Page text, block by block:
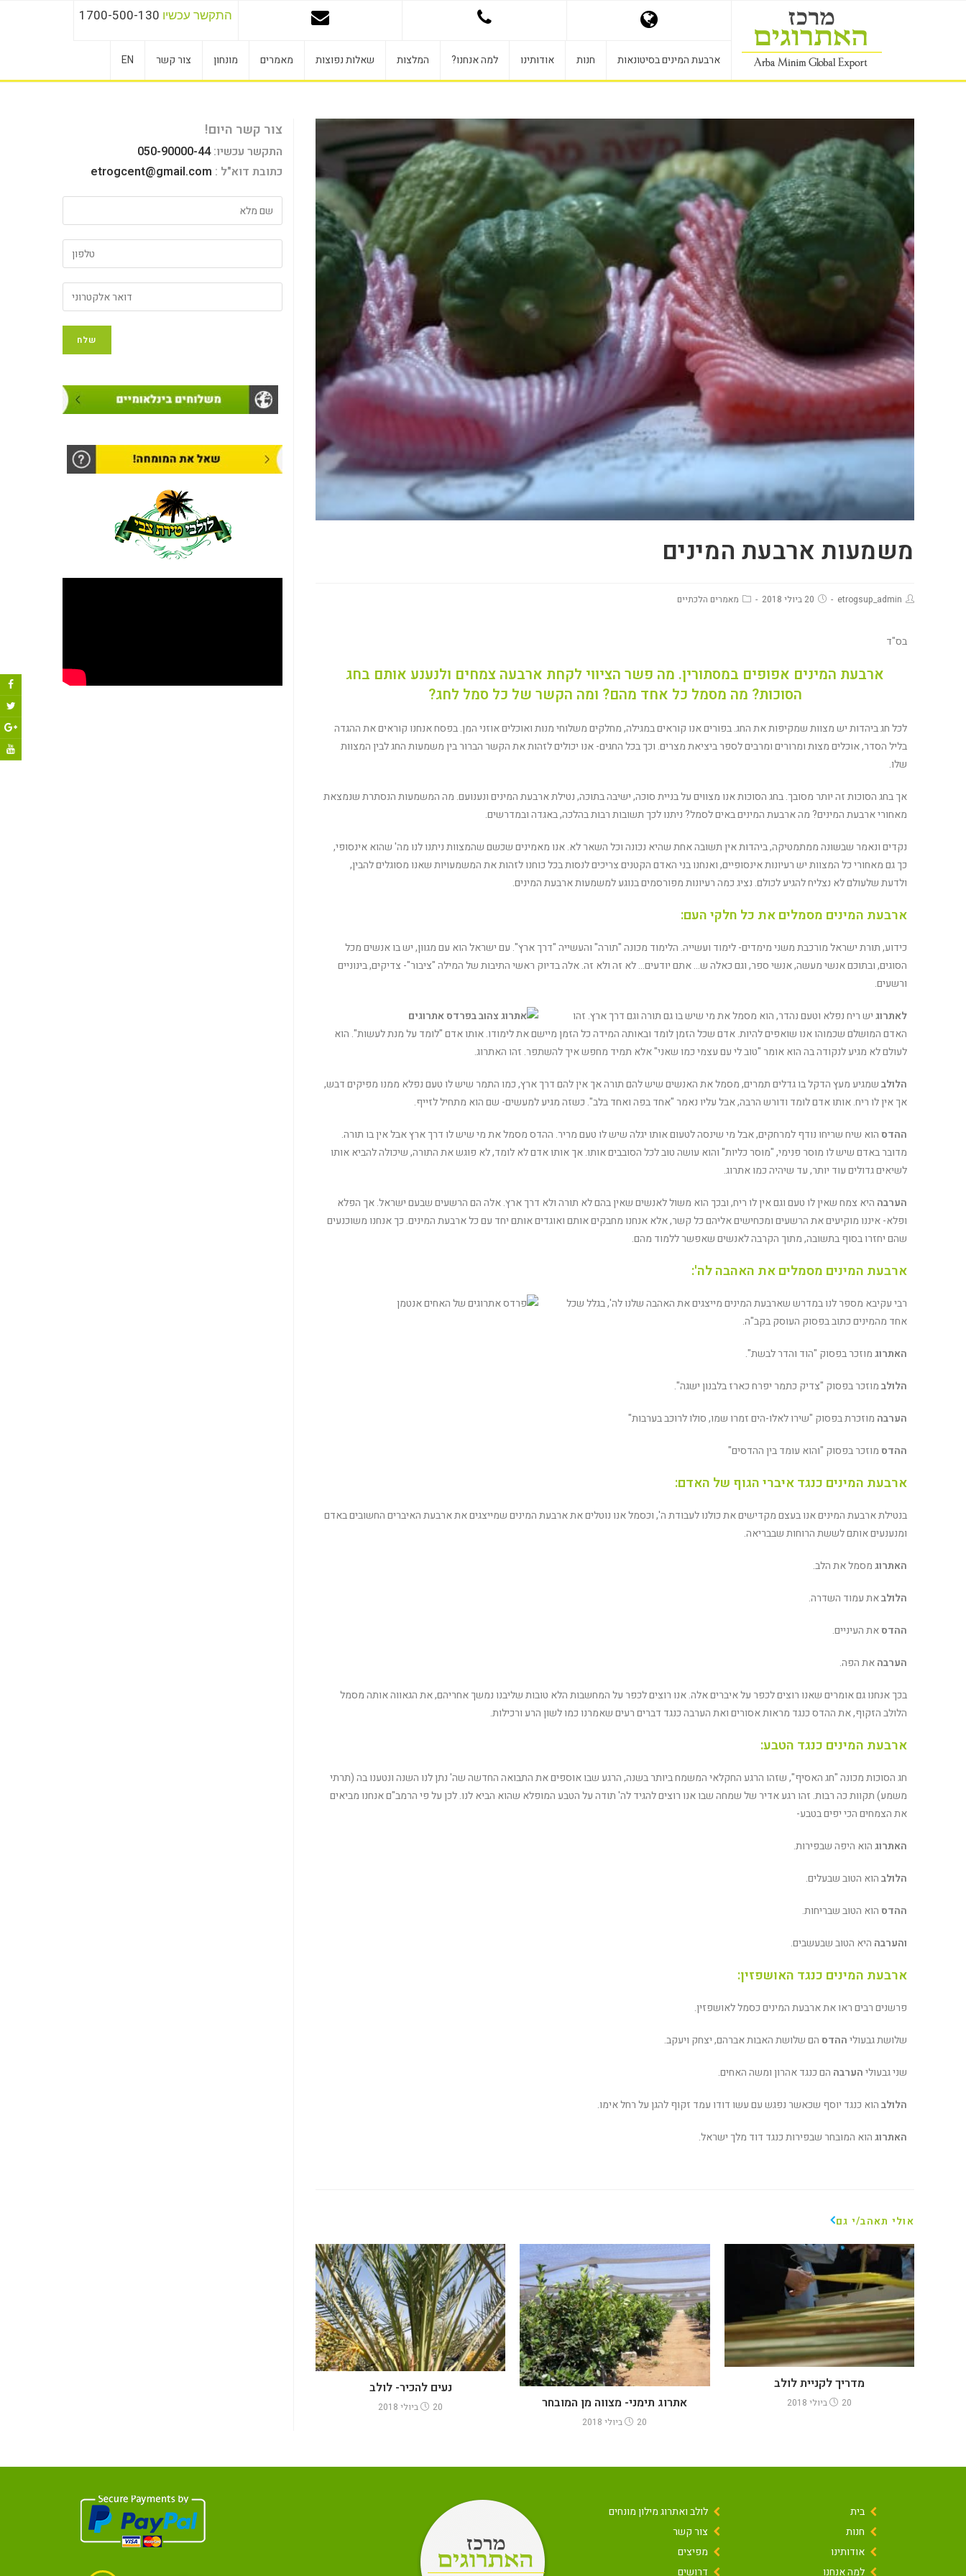
התקשר עכשיו 1700-500-130
ארבעת המינים בסיטונאות חנות אודותינו למה אנחנו? המלצות שאלות נפוצות מאמרים מונחון צור קשר EN
משמעות ארבעת המינים
etrogsup_admin 20 ביולי 2018 מאמרים הלכתיים
בס"ד
ארבעת המינים אפופים במסתורין. מה פשר הציווי לקחת ארבעה צמחים ולנענע אותם בחג
הסוכות? מה מסמל כל אחד מהם? ומה הקשר של כל סמל לחג?
לכל חג ביהדות יש מצוות שמקיפות את החג. בפורים אנו קוראים במגילה, מחלקים משלוחי מנות ואוכלים אוזני המן. בפסח אנחנו קוראים את ההגדה
בליל הסדר, אוכלים מצות ומרורים ומרבים לספר ביציאת מצרים. וכך בכל החגים- אנו יכולים לזהות את הקשר הברור בין משמעות החג לבין המצוות
שלו.
אך בחג הסוכות זה יותר מסובך. בחג הסוכות אנו מצווים על בניית סוכה, ישיבה בתוכה, נטילת ארבעת המינים ונענועם. מה המשמעות הנסתרת שנמצאת
מאחורי ארבעת המינים? מה ארבעת המינים באים לסמל? ניתנו לכך תשובות רבות בהלכה, באגדה ובמדרשים.
נקדים ונאמר שבשונה ממתמטיקה, ביהדות אין תשובה אחת שהיא נכונה וכל השאר לא. אנו מאמינים שכשם שהמצוות ניתנו לנו מה' שהוא אינסופי,
כך גם מאחורי כל המצוות יש רעיונות אינסופיים, ואנחנו בני האדם הקטנים צריכים לנסות בכל כוחנו לזהות את המשמעויות שאנו מסוגלים להבין,
ולדעת שלעולם לא נצליח להגיע לכולם. נציג כמה רעיונות מפורסמים בנוגע למשמעות ארבעת המינים.
ארבעת המינים מסמלים את כל חלקי העם:
כידוע, תורת ישראל מורכבת משני מימדים- לימוד ועשייה. הלימוד מכונה "תורה" והעשייה "דרך ארץ". עם ישראל הוא עם מגוון, יש בו אנשים מכל
הסוגים, ובתוכם אנשי מעשה, אנשי ספר, וגם כאלה ש… אתם יודעים… לא זה ולא זה. אלה בדיוק ראשי התיבות של המילה "ציבור"- צדיקים, בינוניים
ורשעים.
לאתרוגיש ריח נפלא וטעם נהדר, הוא מסמל את מי שיש בו גם תורה וגם דרך ארץ. זהו
האדם המושלם שכמוהו אנו שואפים להיות. אדם שכל הזמן לומד ובאותה המידה כל הזמן מיישם את לימודו. אותו אדם "לומד על מנת לעשות". הוא
לעולם לא מגיע לנקודה בה הוא אומר "טוב לי עם עצמי כמו שאני" אלא תמיד מחפש איך להשתפר. זהו האתרוג.
הלולבשמגיע מעץ הדקל בו גדלים תמרים, מסמל את האנשים שיש להם תורה אך אין להם דרך ארץ, כמו התמר שיש לו טעם נפלא ממנו מפיקים דבש,
אך אין לו ריח. אותו אדם לומד ודורש הרבה, אבל עליו נאמר "אחד בפה ואחד בלב". כשזה מגיע למעשים- שם הוא מתחיל לזייף.
ההדסהוא שיח שריחו נודף למרחקים, אבל מי שינסה לטעום אותו יגלה שיש לו טעם מריר. ההדס מסמל את מי שיש לו דרך ארץ אבל אין בו תורה.
מדובר באדם שיש לו מוסר פנימי, "מוסר כליות" והוא עושה טוב לכל הסובבים אותו. אך אותו אדם לא לומד, לא פוגש את התורה, שיכולה להביא אותו
לשיאים גדולים עוד יותר, עד שיהיה כמו אתרוג.
הערבה היא צמח שאין לו טעם וגם אין לו ריח, ובכך הוא משול לאנשים שאין בהם לא תורה ולא דרך ארץ. אלה הם הרשעים שבעם ישראל. אך הפלא
ופלא- איננו מוקיעים את הרשעים ומכחישים אליהם כל קשר, אלא אנחנו מחבקים אותם ואוגדים אותם יחד עם כל ארבעת המינים. כך אנחנו משוכנעים
שהם יחזרו בסוף בתשובה, מתוך הקרבה לאנשים שאפשר ללמוד מהם.
ארבעת המינים מסמלים את האהבה לה':
רבי עקיבא מספר לנו במדרש שארבעת המינים מייצגים את האהבה שלנו לה', בגלל שכל
אחד מהמינים כתוב בפסוק העוסק בקב"ה.
האתרוגמוזכר בפסוק "הוד והדר לבשת".
הלולבמוזכר בפסוק "צדיק כתמר יפרח כארז בלבנון ישגה".
הערבה מוזכרת בפסוק "שירו לאלו-הים זמרו שמו, סולו לרוכב בערבות"
ההדסמוזכר בפסוק "והוא עומד בין ההדסים"
ארבעת המינים כנגד איברי הגוף של האדם:
בנטילת ארבעת המינים אנו בעצם מקדישים את כולנו לעבודת ה', וכסמל אנו נוטלים את ארבעת המינים שמייצגים את ארבעת האיברים החשובים באדם
ומנענעים אותם לששת הרוחות שבבריאה.
האתרוגמסמל את הלב.
הלולבאת עמוד השדרה.
ההדסאת העיניים.
הערבהאת הפה.
בכך אנחנו גם אומרים שאנו רוצים לכפר על איברים אלה. אנו רוצים לכפר על המחשבות הלא טובות שליבנו נמשך אחריהם, את הגאווה אותה מסמל
הלולב הזקוף, את ההדס כנגד מראות אסורים ואת הערבה כנגד דברים רעים שאמרנו כמו לשון הרע ורכילות.
ארבעת המינים כנגד הטבע:
חג הסוכות מכונה "חג האסיף", שזהו הרגע החקלאי המשמח ביותר בשנה, הרגע שבו אוספים את התבואה החדשה שה' נתן לנו השנה ונטענו בה (תרתי
משמע) תקוות כה רבות. זהו רגע אדיר של שמחה שבו אנו רוצים להגיד לה' תודה על הטבע המופלא שהוא הביא לנו. לכן על פי הרמב"ם אנחנו מביאים
את הצמחים הכי יפים בטבע-
האתרוגהוא היפה שבפירות.
הלולבהוא הטוב שבעלים.
ההדסהוא הטוב שבריחות.
והערבה היא הטוב שבעשבים.
ארבעת המינים כנגד האושפזין:
פרשנים רבים ראו את ארבעת המינים כסמל לאושפזין.
שלושת גבעוליההדסהם שלושת האבות אברהם, יצחק ויעקב.
שני גבעוליהערבה הם כנגד אהרון ומשה האחים.
הלולבהוא כנגד יוסף שכאשר נפגש עם עשו דודו עמד זקוף להגן על רחל אימו.
האתרוגהוא המובחר שבפירות כנגד דוד מלך ישראל.
אולי תאהב/י גם
נעים להכיר- לולב
20 ביולי 2018 אתרוג תימני- מצווה מן המובחר
20 ביולי 2018
מדריך לקניית לולב
20 ביולי 2018
צור קשר היום!
התקשר עכשיו:050-90000-44
כתובת דוא"ל : etrogcent@gmail.com
בית
חנות
אודותינו
למה אנחנו
לולב ואתרוג מילון מונחים
צור קשר
מפיצים
דרושים